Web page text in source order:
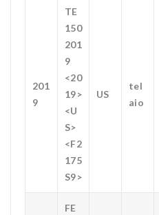
201
9
TE
150
201
9
<20
19>
<U
S>
<F2
175
S9>
US
tel
aio
FE